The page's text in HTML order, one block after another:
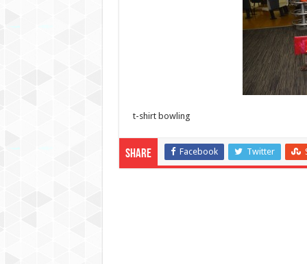
t-shirt bowling
Share Facebook Twitter